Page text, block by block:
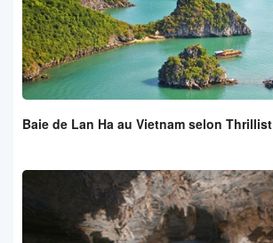
Baie de Lan Ha au Vietnam selon Thrillist